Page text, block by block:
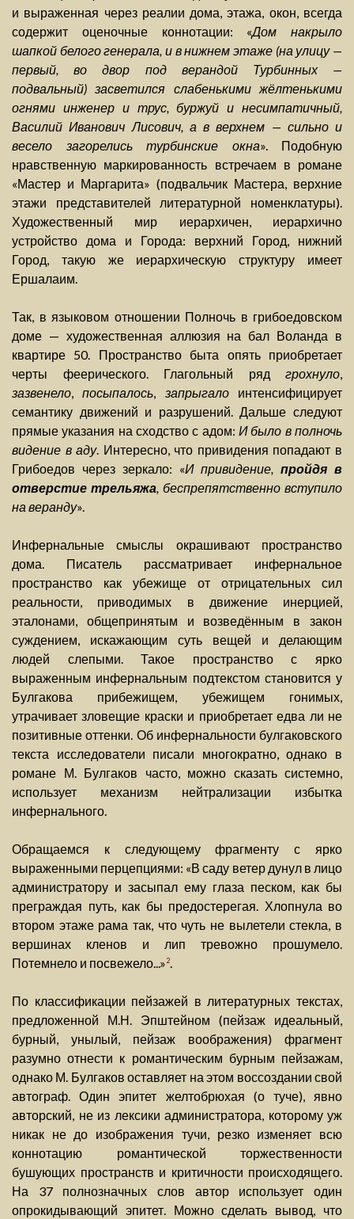
и выраженная через реалии дома, этажа, окон, всегда
содержит оценочные коннотации: «Дом накрыло
шапкой белого генерала, и в нижнем этаже (на улицу —
первый, во двор под верандой Турбинных —
подвальный) засветился слабенькими жёлтенькими
огнями инженер и трус, буржуй и несимпатичный,
Василий Иванович Лисович, а в верхнем — сильно и
весело загорелись турбинские окна». Подобную
нравственную маркированность встречаем в романе
«Мастер и Маргарита» (подвальчик Мастера, верхние
этажи представителей литературной номенклатуры).
Художественный мир иерархичен, иерархично
устройство дома и Города: верхний Город, нижний
Город, такую же иерархическую структуру имеет
Ершалаим.
Так, в языковом отношении Полночь в грибоедовском
доме — художественная аллюзия на бал Воланда в
квартире 50. Пространство быта опять приобретает
черты феерического. Глагольный ряд грохнуло,
зазвенело,посыпалось, запрыгалоинтенсифицирует
семантику движений и разрушений. Дальше следуют
прямые указания на сходство с адом: И было в полночь
видение в аду. Интересно, что привидения попадают в
Грибоедов через зеркало: «И привидение, пройдя в
отверстие трельяжа, беспрепятственно вступило
на веранду».
Инфернальные смыслы окрашивают пространство
дома. Писатель рассматривает инфернальное
пространство как убежище от отрицательных сил
реальности, приводимых в движение инерцией,
эталонами, общепринятым и возведённым в закон
суждением, искажающим суть вещей и делающим
людей слепыми. Такое пространство с ярко
выраженным инфернальным подтекстом становится у
Булгакова прибежищем, убежищем гонимых,
утрачивает зловещие краски и приобретает едва ли не
позитивные оттенки. Об инфернальности булгаковского
текста исследователи писали многократно, однако в
романе М. Булгаков часто, можно сказать системно,
использует механизм нейтрализации избытка
инфернального.
Обращаемся к следующему фрагменту с ярко
выраженными перцепциями: «В саду ветер дунул в лицо
администратору и засыпал ему глаза песком, как бы
преграждая путь, как бы предостерегая. Хлопнула во
втором этаже рама так, что чуть не вылетели стекла, в
вершинах кленов и лип тревожно прошумело.
Потемнело и посвежело...»2.
По классификации пейзажей в литературных текстах,
предложенной М.Н. Эпштейном (пейзаж идеальный,
бурный, унылый, пейзаж воображения) фрагмент
разумно отнести к романтическим бурным пейзажам,
однако М. Булгаков оставляет на этом воссоздании свой
автограф. Один эпитет желтобрюхая (о туче), явно
авторский, не из лексики администратора, которому уж
никак не до изображения тучи, резко изменяет всю
коннотацию романтической торжественности
бушующих пространств и критичности происходящего.
На 37 полнозначных слов автор использует один
опрокидывающий эпитет. Можно сделать вывод, что